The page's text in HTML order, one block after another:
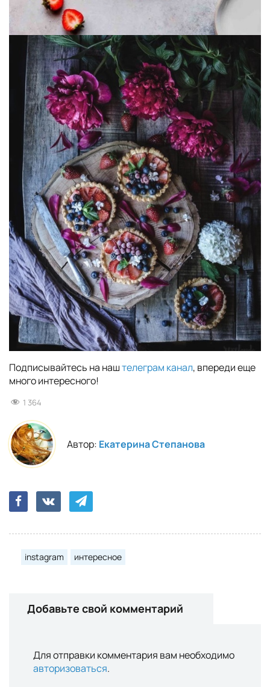
Подписывайтесь на наштелеграм канал, впереди еще
много интересного!
1 364
Автор: Екатерина Степанова
instagram интересное
Добавьте свой комментарий
Для отправки комментария вам необходимо
авторизоваться.